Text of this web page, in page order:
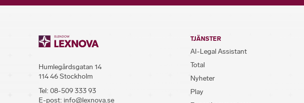
Humlegårdsgatan 14
114 46 Stockholm
Tel: 08-509 333 93
E-post: info@lexnova.se
TJÄNSTER
AI-Legal Assistant
Total
Nyheter
Play